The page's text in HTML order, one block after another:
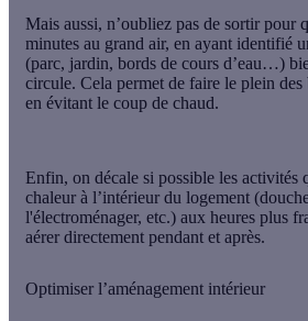
Mais aussi, n’oubliez pas de sortir pour
minutes au grand air, en ayant identifié
(parc, jardin, bords de cours d’eau…)
circule. Cela permet de faire le plein des
en évitant le coup de chaud.
Enfin, on décale si possible les activités
chaleur à l’intérieur du logement
l'électroménager, etc.) aux heures plus
aérer directement pendant et après.
Optimiser l’aménagement intérieur